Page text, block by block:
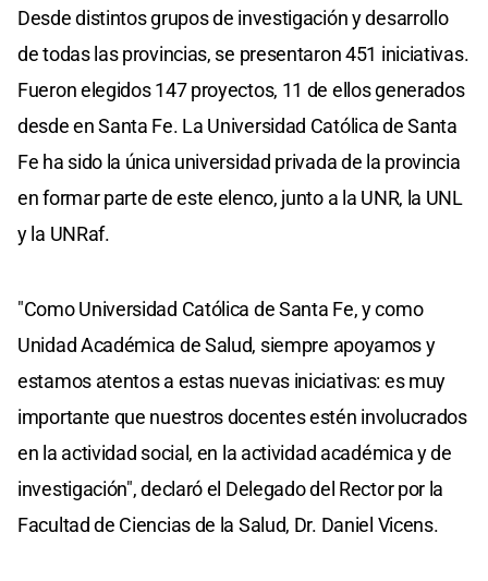
Desde distintos grupos de investigación y desarrollo
de todas las provincias, se presentaron 451 iniciativas.
Fueron elegidos 147 proyectos, 11 de ellos generados
desde en Santa Fe. La Universidad Católica de Santa
Fe ha sido la única universidad privada de la provincia
en formar parte de este elenco, junto a la UNR, la UNL
y la UNRaf.
"Como Universidad Católica de Santa Fe, y como
Unidad Académica de Salud, siempre apoyamos y
estamos atentos a estas nuevas iniciativas: es muy
importante que nuestros docentes estén involucrados
en la actividad social, en la actividad académica y de
investigación", declaró el Delegado del Rector por la
Facultad de Ciencias de la Salud, Dr. Daniel Vicens.